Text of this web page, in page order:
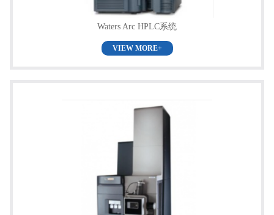
Waters Arc HPLC系统
VIEW MORE+